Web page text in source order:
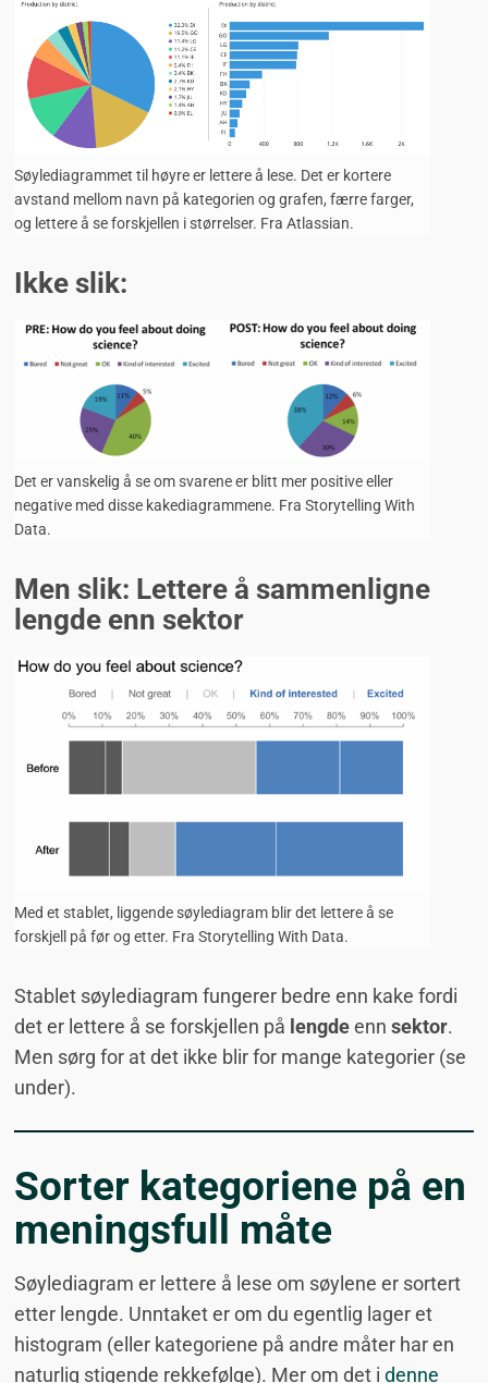
Søylediagrammet til høyre er lettere å lese. Det er kortere
avstand mellom navn på kategorien og grafen, færre farger,
og lettere å se forskjellen i størrelser. Fra Atlassian.
Ikke slik:
Det er vanskelig å se om svarene er blitt mer positive eller
negative med disse kakediagrammene. Fra Storytelling With
Data.
Men slik: Lettere å sammenligne
lengde enn sektor
Med et stablet, liggende søylediagram blir det lettere å se
forskjell på før og etter. Fra Storytelling With Data.
Stablet søylediagram fungerer bedre enn kake fordi
det er lettere å se forskjellen på lengde enn sektor.
Men sørg for at det ikke blir for mange kategorier (se
under).
Sorter kategoriene på en
meningsfull måte
Søylediagram er lettere å lese om søylene er sortert
etter lengde. Unntaket er om du egentlig lager et
histogram (eller kategoriene på andre måter har en
naturlig stigende rekkefølge). Mer om det i denne